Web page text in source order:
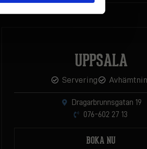
UPPSALA
Servering
Dragarbrunnsgatan 19
076-602 27 13
BOKA NU